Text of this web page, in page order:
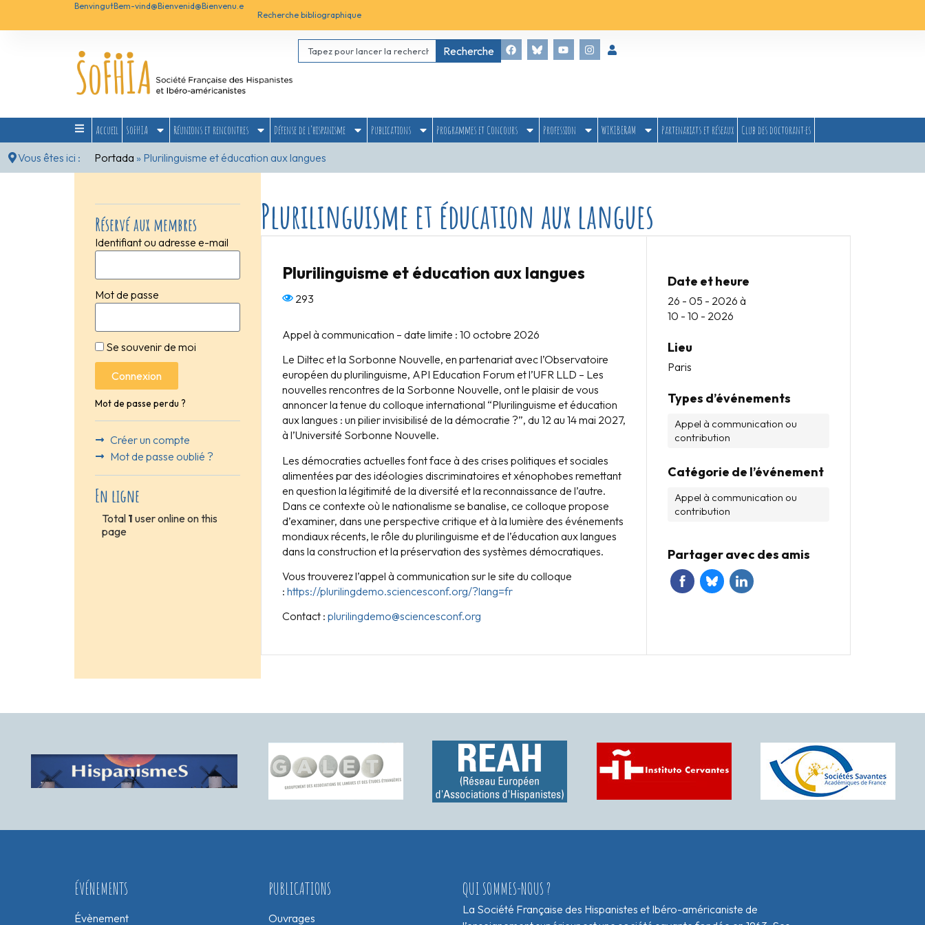
BenvingutBem-vind@Bienvenid@Bienvenu.e
Recherche bibliographique
Recherche
Accueil SoFHIA Réunions et rencontres Défense de l’hispanisme Publications Programmes et Concours Profession WIKIBERAM Partenariats et réseaux
Club des doctorant·es
Vous êtes ici :
Portada » Plurilinguisme et éducation aux langues
Réservé aux membres
Identifiant ou adresse e-mail
Mot de passe
Se souvenir de moi
Connexion
Mot de passe perdu ?
Créer un compte
Mot de passe oublié ?
En ligne
Total 1 user online on this
page
Plurilinguisme et éducation aux langues
Plurilinguisme et éducation aux langues
293
Appel à communication – date limite : 10 octobre 2026
Le Diltec et la Sorbonne Nouvelle, en partenariat avec l’Observatoire
européen du plurilinguisme, API Education Forum et l’UFR LLD – Les
nouvelles rencontres de la Sorbonne Nouvelle, ont le plaisir de vous
annoncer la tenue du colloque international “Plurilinguisme et éducation
aux langues : un pilier invisibilisé de la démocratie ?”, du 12 au 14 mai 2027,
à l’Université Sorbonne Nouvelle.
Les démocraties actuelles font face à des crises politiques et sociales
alimentées par des idéologies discriminatoires et xénophobes remettant
en question la légitimité de la diversité et la reconnaissance de l’autre.
Dans ce contexte où le nationalisme se banalise, ce colloque propose
d’examiner, dans une perspective critique et à la lumière des événements
mondiaux récents, le rôle du plurilinguisme et de l’éducation aux langues
dans la construction et la préservation des systèmes démocratiques.
Vous trouverez l’appel à communication sur le site du colloque
:https://plurilingdemo.sciencesconf.org/?lang=fr
Contact :plurilingdemo@sciencesconf.org
Date et heure
26 - 05 - 2026à
10 - 10 - 2026
Lieu
Paris
Types d’événements
Appel à communication ou
contribution
Catégorie de l’événement
Appel à communication ou
contribution
Partager avec des amis
ÉVÉNEMENTS
Évènement
PUBLICATIONS
Ouvrages
QUI SOMMES-NOUS ?
La Société Française des Hispanistes et Ibéro-américaniste de